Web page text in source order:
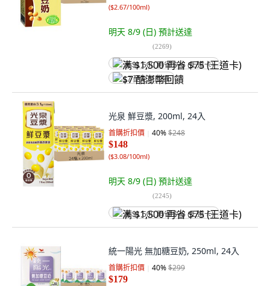
($2.67/100ml)
明天 8/9 (日) 預計送達
(2269)
满 $1,500 再省 $75 (王道卡)
$7 酷澎幣回饋
光泉 鮮豆漿, 200ml, 24入
首購折扣價 40%$248
$148
($3.08/100ml)
明天 8/9 (日) 預計送達
(2245)
满 $1,500 再省 $75 (王道卡)
統一陽光 無加糖豆奶, 250ml, 24入
首購折扣價 40%$299
$179